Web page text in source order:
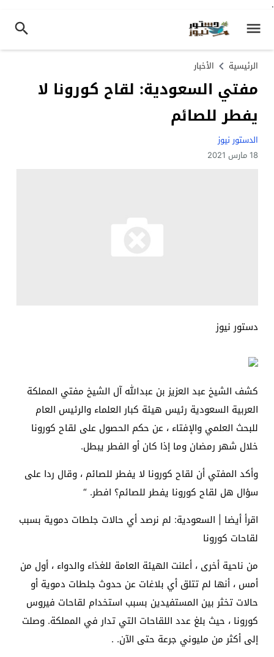
.
الرئيسية الأخبار
مفتي السعودية: لقاح كورونا لا
يفطر للصائم
الدستور نيوز
18 مارس 2021
دستور نيوز
كشف الشيخ عبد العزيز بن عبدالله آل الشيخ مفتي المملكة
العربية السعودية رئيس هيئة كبار العلماء والرئيس العام
للبحث العلمي والإفتاء ، عن حكم الحصول على لقاح كورونا
خلال شهر رمضان وما إذا كان أو الفطر يبطل.
وأكد المفتي أن لقاح كورونا لا يفطر للصائم ، وقال ردا على
سؤال هل لقاح كورونا يفطر للصائم؟ افطر. “
اقرأ أيضا | السعودية: لم نرصد أي حالات جلطات دموية بسبب
لقاحات كورونا
من ناحية أخرى ، أعلنت الهيئة العامة للغذاء والدواء ، أول من
أمس ، أنها لم تتلق أي بلاغات عن حدوث جلطات دموية أو
حالات تخثر بين المستفيدين بسبب استخدام لقاحات فيروس
كورونا ، حيث بلغ عدد اللقاحات التي تدار في المملكة. وصلت
إلى أكثر من مليوني جرعة حتى الآن. .